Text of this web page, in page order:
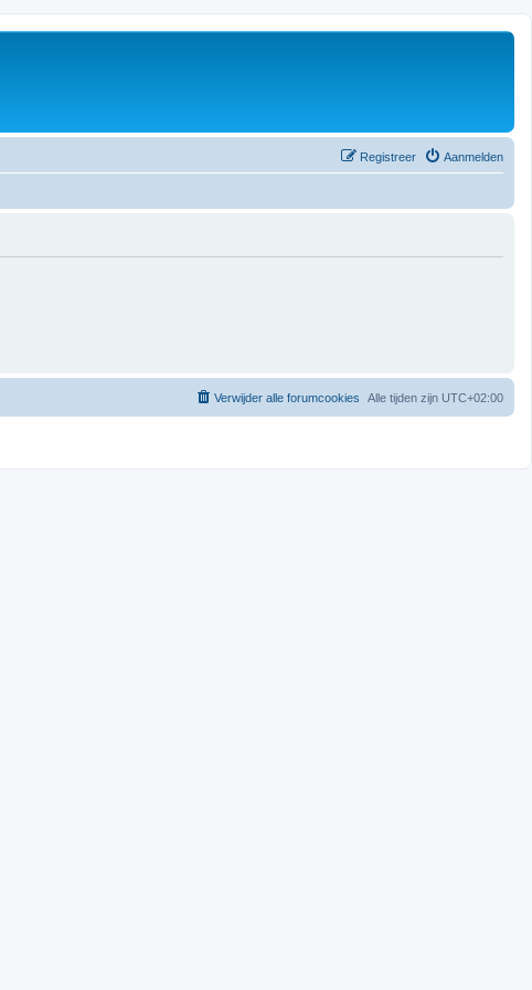
Aanmelden
Registreer
Alle tijden zijn UTC+02:00
Verwijder alle forumcookies